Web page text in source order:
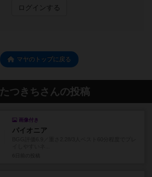
ログインする
マヤのトップに戻る
たつきちさんの投稿
画像付き
パイオニア